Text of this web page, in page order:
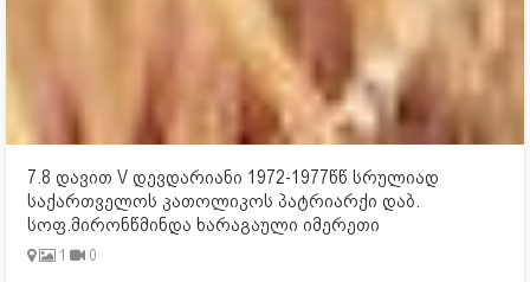
7.8 დავით V დევდარიანი 1972-1977წწ სრულიად
საქართველოს კათოლიკოს პატრიარქი დაბ.
სოფ.მირონწმინდა ხარაგაული იმერეთი
1 0